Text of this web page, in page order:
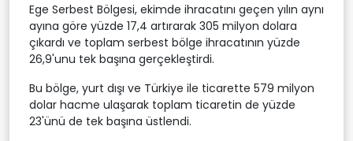
Ege Serbest Bölgesi, ekimde ihracatını geçen yılın aynı
ayına göre yüzde 17,4 artırarak 305 milyon dolara
çıkardı ve toplam serbest bölge ihracatının yüzde
26,9'unu tek başına gerçekleştirdi.
Bu bölge, yurt dışı ve Türkiye ile ticarette 579 milyon
dolar hacme ulaşarak toplam ticaretin de yüzde
23'ünü de tek başına üstlendi.